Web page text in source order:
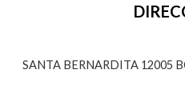
SANTA BERNARDITA 12005